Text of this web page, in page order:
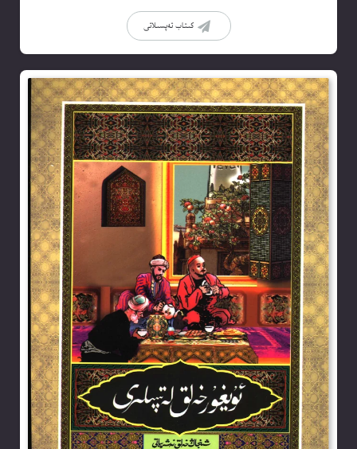
كىتاب تەپسىلاتى